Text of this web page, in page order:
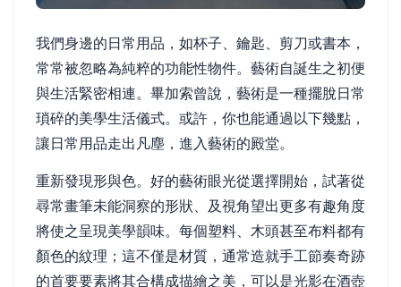
我們身邊的日常用品，如杯子、鑰匙、剪刀或書本，
常常被忽略為純粹的功能性物件。藝術自誕生之初便
與生活緊密相連。畢加索曾說，藝術是一種擺脫日常
瑣碎的美學生活儀式。或許，你也能通過以下幾點，
讓日常用品走出凡塵，進入藝術的殿堂。
重新發現形與色。好的藝術眼光從選擇開始，試著從
尋常畫筆未能洞察的形狀、及視角望出更多有趣角度
將使之呈現美學韻味。每個塑料、木頭甚至布料都有
顏色的紋理；這不僅是材質，通常造就手工節奏奇跡
的首要要素將其合構成描繪之美，可以是光影在酒壺